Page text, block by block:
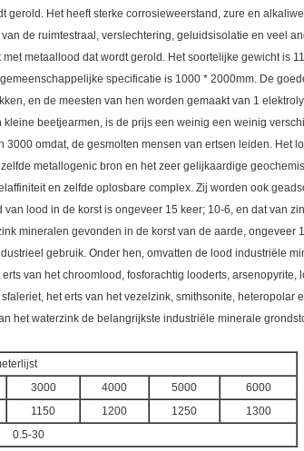
gerold. Het heeft sterke corrosieweerstand, zure en
de ruimtestraal, verslechtering, geluidsisolatie en veel
metaallood dat wordt gerold. Het soortelijke gewicht is
specificatie is 1000 * 2000mm. De
en de meesten van hen worden gemaakt van 1
beetjearmen, is de prijs een weinig een weinig
omdat, de gesmolten mensen van ertsen leiden. Het
metallogenic bron en het zeer gelijkaardige
en zelfde oplosbare complex. Zij worden ook
lood in de korst is ongeveer 15 keer; 10-6, en dat van
mineralen gevonden in de korst van de aarde, ongeveer
gebruik. Onder hen, omvatten de lood industriële
van het chroomlood, fosforachtig looderts, arsenopyrite,
het erts van het vezelzink, smithsonite, heteropolar
het waterzink de belangrijkste industriële minerale
3000 4000 5000
6000
1150 1200 1250
1300
0.5-30